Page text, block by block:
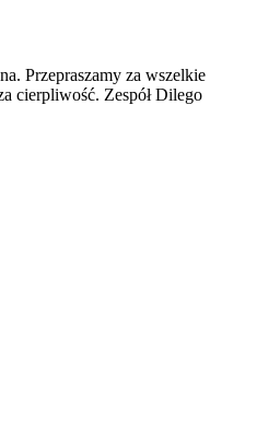
Przepraszamy za wszelkie
cierpliwość. Zespół Dilego